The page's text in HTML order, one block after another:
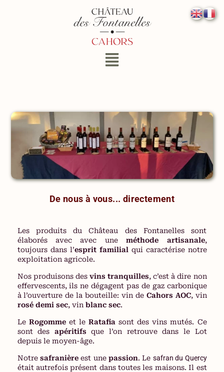
De nous à vous... directement
Les produits du Château des Fontanelles sont
élaborés avec avec uneméthode artisanale,
toujours dans l’esprit familial qui caractérise notre
exploitation agricole.
Nos produisons des vins tranquilles, c’est à dire non
effervescents, ils ne dégagent pas de gaz carbonique
à l’ouverture de la bouteille: vin de Cahors AOC, vin
rosé demi sec, vin blanc sec.
Le Rogommeet le Ratafia sont des vins mutés. Ce
sont des apéritifs que l’on retrouve dans le Lot
depuis le moyen-âge.
Notre safranièreest unepassion. Le safran du Quercy
était autrefois présent dans toutes les maisons. Il est